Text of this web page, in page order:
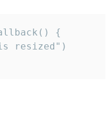
{
resized")